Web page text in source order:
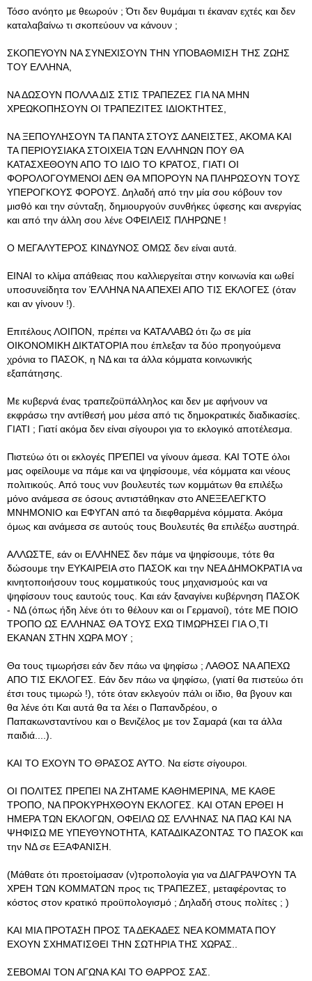
Τόσο ανόητο με θεωρούν ; Ότι δεν θυμάμαι τι έκαναν εχτές και δεν
καταλαβαίνω τι σκοπεύουν να κάνουν ;
ΣΚΟΠΕΥΟΥΝ ΝΑ ΣΥΝΕΧΙΣΟΥΝ ΤΗΝ ΥΠΟΒΑΘΜΙΣΗ ΤΗΣ ΖΩΗΣ
ΤΟΥ ΕΛΛΗΝΑ,
ΝΑ ΔΩΣΟΥΝ ΠΟΛΛΑ ΔΙΣ ΣΤΙΣ ΤΡΑΠΕΖΕΣ ΓΙΑ ΝΑ ΜΗΝ
ΧΡΕΩΚΟΠΗΣΟΥΝ ΟΙ ΤΡΑΠΕΖΙΤΕΣ ΙΔΙΟΚΤΗΤΕΣ,
ΝΑ ΞΕΠΟΥΛΗΣΟΥΝ ΤΑ ΠΑΝΤΑ ΣΤΟΥΣ ΔΑΝΕΙΣΤΕΣ, ΑΚΟΜΑ ΚΑΙ
ΤΑ ΠΕΡΙΟΥΣΙΑΚΑ ΣΤΟΙΧΕΙΑ ΤΩΝ ΕΛΛΗΝΩΝ ΠΟΥ ΘΑ
ΚΑΤΑΣΧΕΘΟΥΝ ΑΠΟ ΤΟ ΙΔΙΟ ΤΟ ΚΡΑΤΟΣ, ΓΙΑΤΙ ΟΙ
ΦΟΡΟΛΟΓΟΥΜΕΝΟΙ ΔΕΝ ΘΑ ΜΠΟΡΟΥΝ ΝΑ ΠΛΗΡΩΣΟΥΝ ΤΟΥΣ
ΥΠΕΡΟΓΚΟΥΣ ΦΟΡΟΥΣ. Δηλαδή από την μία σου κόβουν τον
μισθό και την σύνταξη, δημιουργούν συνθήκες ύφεσης και ανεργίας
και από την άλλη σου λένε ΟΦΕΙΛΕΙΣ ΠΛΗΡΩΝΕ !
Ο ΜΕΓΑΛΥΤΕΡΟΣ ΚΙΝΔΥΝΟΣ ΟΜΩΣ δεν είναι αυτά.
ΕΙΝΑΙ το κλίμα απάθειας που καλλιεργείται στην κοινωνία και ωθεί
υποσυνείδητα τον ΈΛΛΗΝΑ ΝΑ ΑΠΕΧΕΙ ΑΠΟ ΤΙΣ ΕΚΛΟΓΕΣ (όταν
και αν γίνουν !).
Επιτέλους ΛΟΙΠΟΝ, πρέπει να ΚΑΤΑΛΑΒΩ ότι ζω σε μία
ΟΙΚΟΝΟΜΙΚΗ ΔΙΚΤΑΤΟΡΙΑ που έπλεξαν τα δύο προηγούμενα
χρόνια το ΠΑΣΟΚ, η ΝΔ και τα άλλα κόμματα κοινωνικής
εξαπάτησης.
Με κυβερνά ένας τραπεζοϋπάλληλος και δεν με αφήνουν να
εκφράσω την αντίθεσή μου μέσα από τις δημοκρατικές διαδικασίες.
ΓΙΑΤΙ ; Γιατί ακόμα δεν είναι σίγουροι για το εκλογικό αποτέλεσμα.
Πιστεύω ότι οι εκλογές ΠΡΈΠΕΙ να γίνουν άμεσα. ΚΑΙ ΤΟΤΕ όλοι
μας οφείλουμε να πάμε και να ψηφίσουμε, νέα κόμματα και νέους
πολιτικούς. Από τους νυν βουλευτές των κομμάτων θα επιλέξω
μόνο ανάμεσα σε όσους αντιστάθηκαν στο ΑΝΕΞΕΛΕΓΚΤΟ
ΜΝΗΜΟΝΙΟ και ΕΦΥΓΑΝ από τα διεφθαρμένα κόμματα. Ακόμα
όμως και ανάμεσα σε αυτούς τους Βουλευτές θα επιλέξω αυστηρά.
ΑΛΛΩΣΤΕ, εάν οι ΕΛΛΗΝΕΣ δεν πάμε να ψηφίσουμε, τότε θα
δώσουμε την ΕΥΚΑΙΡΕΙΑ στο ΠΑΣΟΚ και την ΝΕΑ ΔΗΜΟΚΡΑΤΙΑ να
κινητοποιήσουν τους κομματικούς τους μηχανισμούς και να
ψηφίσουν τους εαυτούς τους. Και εάν ξαναγίνει κυβέρνηση ΠΑΣΟΚ
- ΝΔ (όπως ήδη λένε ότι το θέλουν και οι Γερμανοί), τότε ΜΕ ΠΟΙΟ
ΤΡΟΠΟ ΩΣ ΕΛΛΗΝΑΣ ΘΑ ΤΟΥΣ ΕΧΩ ΤΙΜΩΡΗΣΕΙ ΓΙΑ Ο,ΤΙ
ΕΚΑΝΑΝ ΣΤΗΝ ΧΩΡΑ ΜΟΥ ;
Θα τους τιμωρήσει εάν δεν πάω να ψηφίσω ; ΛΑΘΟΣ ΝΑ ΑΠΕΧΩ
ΑΠΟ ΤΙΣ ΕΚΛΟΓΕΣ. Εάν δεν πάω να ψηφίσω, (γιατί θα πιστεύω ότι
έτσι τους τιμωρώ !), τότε όταν εκλεγούν πάλι οι ίδιο, θα βγουν και
θα λένε ότι Και αυτά θα τα λέει ο Παπανδρέου, ο
Παπακωνσταντίνου και ο Βενιζέλος με τον Σαμαρά (και τα άλλα
παιδιά....).
ΚΑΙ ΤΟ ΕΧΟΥΝ ΤΟ ΘΡΑΣΟΣ ΑΥΤΟ. Να είστε σίγουροι.
ΟΙ ΠΟΛΙΤΕΣ ΠΡΕΠΕΙ ΝΑ ΖΗΤΑΜΕ ΚΑΘΗΜΕΡΙΝΑ, ΜΕ ΚΑΘΕ
ΤΡΟΠΟ, ΝΑ ΠΡΟΚΥΡΗΧΘΟΥΝ ΕΚΛΟΓΕΣ. ΚΑΙ ΟΤΑΝ ΕΡΘΕΙ Η
ΗΜΕΡΑ ΤΩΝ ΕΚΛΟΓΩΝ, ΟΦΕΙΛΩ ΩΣ ΕΛΛΗΝΑΣ ΝΑ ΠΑΩ ΚΑΙ ΝΑ
ΨΗΦΙΣΩ ΜΕ ΥΠΕΥΘΥΝΟΤΗΤΑ, ΚΑΤΑΔΙΚΑΖΟΝΤΑΣ ΤΟ ΠΑΣΟΚ και
την ΝΔ σε ΕΞΑΦΑΝΙΣΗ.
(Μάθατε ότι προετοίμασαν (ν)τροπολογία για να ΔΙΑΓΡΑΨΟΥΝ ΤΑ
ΧΡΕΗ ΤΩΝ ΚΟΜΜΑΤΩΝ προς τις ΤΡΑΠΕΖΕΣ, μεταφέροντας το
κόστος στον κρατικό προϋπολογισμό ; Δηλαδή στους πολίτες ; )
ΚΑΙ ΜΙΑ ΠΡΟΤΑΣΗ ΠΡΟΣ ΤΑ ΔΕΚΑΔΕΣ ΝΕΑ ΚΟΜΜΑΤΑ ΠΟΥ
ΕΧΟΥΝ ΣΧΗΜΑΤΙΣΘΕΙ ΤΗΝ ΣΩΤΗΡΙΑ ΤΗΣ ΧΩΡΑΣ..
ΣΕΒΟΜΑΙ ΤΟΝ ΑΓΩΝΑ ΚΑΙ ΤΟ ΘΑΡΡΟΣ ΣΑΣ.